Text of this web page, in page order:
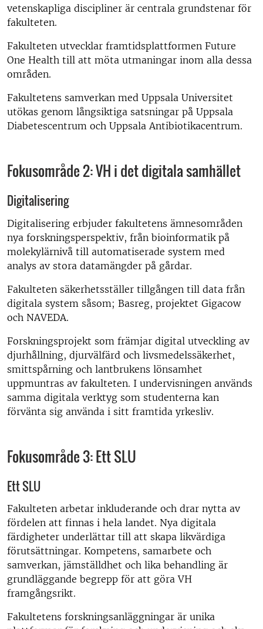
vetenskapliga discipliner är centrala grundstenar för
fakulteten.
Fakulteten utvecklar framtidsplattformen Future
One Health till att möta utmaningar inom alla dessa
områden.
Fakultetens samverkan med Uppsala Universitet
utökas genom långsiktiga satsningar på Uppsala
Diabetescentrum och Uppsala Antibiotikacentrum.
Fokusområde 2: VH i det digitala samhället
Digitalisering
Digitalisering erbjuder fakultetens ämnesområden
nya forskningsperspektiv, från bioinformatik på
molekylärnivå till automatiserade system med
analys av stora datamängder på gårdar.
Fakulteten säkerhetsställer tillgången till data från
digitala system såsom; Basreg, projektet Gigacow
och NAVEDA.
Forskningsprojekt som främjar digital utveckling av
djurhållning, djurvälfärd och livsmedelssäkerhet,
smittspårning och lantbrukens lönsamhet
uppmuntras av fakulteten. I undervisningen används
samma digitala verktyg som studenterna kan
förvänta sig använda i sitt framtida yrkesliv.
Fokusområde 3: Ett SLU
Ett SLU
Fakulteten arbetar inkluderande och drar nytta av
fördelen att finnas i hela landet. Nya digitala
färdigheter underlättar till att skapa likvärdiga
förutsättningar. Kompetens, samarbete och
samverkan, jämställdhet och lika behandling är
grundläggande begrepp för att göra VH
framgångsrikt.
Fakultetens forskningsanläggningar är unika